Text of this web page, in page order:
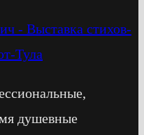
- Выставка стихов-
Тула
душевные